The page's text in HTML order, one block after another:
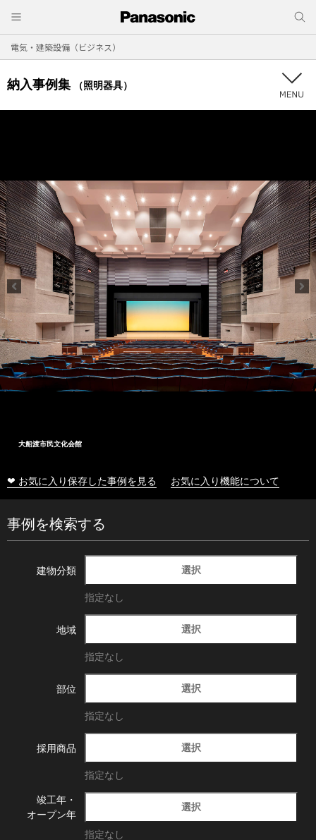
電気・建築設備（ビジネス）
納入事例集 （照明器具）
大船渡市民文化会館
❤ お気に入り保存した事例を見る お気に入り機能について
事例を検索する
建物分類 選択
指定なし
地域 選択
指定なし
部位 選択
指定なし
採用商品 選択
指定なし
竣工年・
オープン年
選択
指定なし